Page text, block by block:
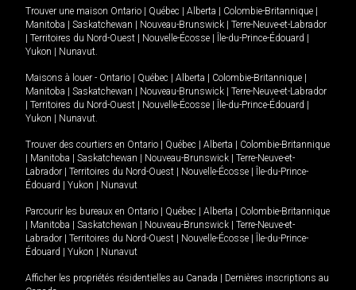
Trouver une maison Ontario Québec Alberta Colombie-Britannique
Manitoba
Saskatchewan Nouveau-Brunswick
Terre-Neuve-et-Labrador
Territoires du Nord-Ouest Nouvelle-Écosse Île-du-Prince-Édouard
Yukon
Nunavut.
Maisons à louer - Ontario Québec Alberta Colombie-Britannique
Manitoba
Saskatchewan Nouveau-Brunswick
Terre-Neuve-et-Labrador
Territoires du Nord-Ouest Nouvelle-Écosse Île-du-Prince-Édouard
Yukon
Nunavut.
Trouver des courtiers en Ontario Québec Alberta
Colombie-Britannique
Manitoba Saskatchewan Nouveau-Brunswick
Terre-Neuve-et-
Labrador
Territoires du Nord-Ouest Nouvelle-Écosse
Île-du-Prince-
Édouard
Yukon Nunavut
Parcourir les bureaux en Ontario Québec Alberta
Colombie-Britannique
Manitoba Saskatchewan Nouveau-Brunswick
Terre-Neuve-et-
Labrador
Territoires du Nord-Ouest Nouvelle-Écosse
Île-du-Prince-
Édouard
Yukon Nunavut
Afficher les propriétés résidentielles au Canada
Dernières inscriptions au